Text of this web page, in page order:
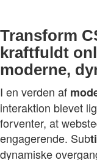
Transform
kraftfuldt
moderne,
I en verden af
interaktion blevet
forventer, at
engagerende. Sub
dynamiske